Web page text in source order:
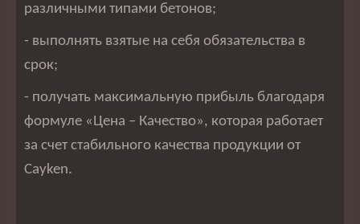
различными типами бетонов;
- выполнять взятые на себя обязательства в
срок;
- получать максимальную прибыль благодаря
формуле «Цена – Качество», которая работает
за счет стабильного качества продукции от
Cayken.